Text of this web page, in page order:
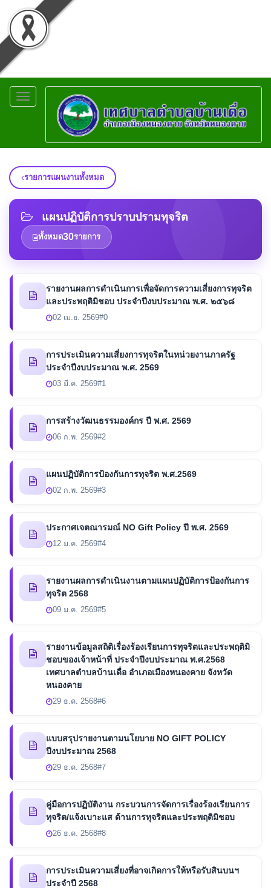
Toggle
navigation
รายการแผนงานทั้งหมด
แผนปฏิบัติการปราบปรามทุจริต
ทั้งหมด30รายการ
รายงานผลการดำเนินการเพื่อจัดการความเสี่ยงการทุจริต
และประพฤติมิชอบ ประจำปีงบประมาณ พ.ศ. ๒๕๖๘
02 เม.ย. 2569#0
การประเมินความเสี่ยงการทุจริตในหน่วยงานภาครัฐ
ประจำปีงบประมาณ พ.ศ. 2569
03 มี.ค. 2569#1
การสร้างวัฒนธรรมองค์กร ปี พ.ศ. 2569
06 ก.พ. 2569#2
แผนปฏิบัติการป้องกันการทุจริต พ.ศ.2569
02 ก.พ. 2569#3
ประกาศเจตณารมณ์ NO Gift Policy ปี พ.ศ. 2569
12 ม.ค. 2569#4
รายงานผลการดำเนินงานตามแผนปฏิบัติการป้องกันการ
ทุจริต 2568
09 ม.ค. 2569#5
รายงานข้อมูลสถิติเรื่องร้องเรียนการทุจริตและประพฤติมิ
ชอบของเจ้าหน้าที่ ประจำปีงบประมาณ พ.ศ.2568
เทศบาลตำบลบ้านเดื่อ อำเภอเมืองหนองคาย จังหวัด
หนองคาย
29 ธ.ค. 2568#6
แบบสรุปรายงานตามนโยบาย NO GIFT POLICY
ปีงบประมาณ 2568
29 ธ.ค. 2568#7
คู่มือการปฏิบัติงาน กระบวนการจัดการเรื่องร้องเรียนการ
ทุจริต/แจ้งเบาะแส ด้านการทุจริตและประพฤติมิชอบ
26 ธ.ค. 2568#8
การประเมินความเสี่ยงที่อาจเกิดการให้หรือรับสินบนฯ
ประจำปี 2568